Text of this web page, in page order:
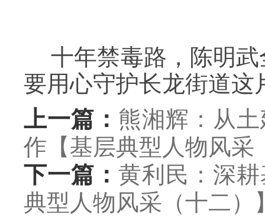
十年禁毒路，陈明
要用心守护长龙街道这
上一篇： 熊湘辉：从
作【基层典型人物风采
下一篇：黄利民：深
典型人物风采（十二）